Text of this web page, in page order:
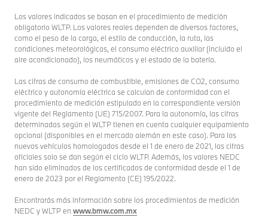
Los valores indicados se basan en el procedimiento de medición
obligatorio WLTP. Los valores reales dependen de diversos factores,
como el peso de la carga, el estilo de conducción, la ruta, las
condiciones meteorológicas, el consumo eléctrico auxiliar (incluido el
aire acondicionado), los neumáticos y el estado de la batería.
Las cifras de consumo de combustible, emisiones de CO2, consumo
eléctrico y autonomía eléctrica se calculan de conformidad con el
procedimiento de medición estipulado en la correspondiente versión
vigente del Reglamento (UE) 715/2007. Para la autonomía, las cifras
determinadas según el WLTP tienen en cuenta cualquier equipamiento
opcional (disponibles en el mercado alemán en este caso). Para los
nuevos vehículos homologados desde el 1 de enero de 2021, las cifras
oficiales solo se dan según el ciclo WLTP. Además, los valores NEDC
han sido eliminados de los certificados de conformidad desde el 1 de
enero de 2023 por el Reglamento (CE) 195/2022.
Encontrarás más información sobre los procedimientos de medición
NEDC y WLTP en www.bmw.com.mx